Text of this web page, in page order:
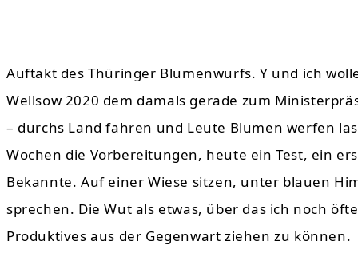
Auftakt des Thüringer Blumenwurfs. Y und ich
Wellsow 2020 dem damals gerade zum
– durchs Land fahren und Leute Blumen werfen
Wochen die Vorbereitungen, heute ein Test, ein
Bekannte. Auf einer Wiese sitzen, unter blauen
sprechen. Die Wut als etwas, über das ich noch
Produktives aus der Gegenwart ziehen zu können.